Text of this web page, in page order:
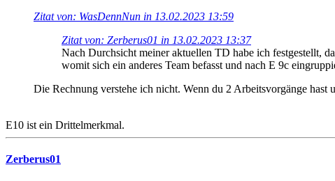
Zitat von: WasDennNun in 13.02.2023 13:59
Zitat von: Zerberus01 in 13.02.2023 13:37
Nach Durchsicht meiner aktuellen TD habe ich festgestellt,
womit sich ein anderes Team befasst und nach E 9c
Die Rechnung verstehe ich nicht. Wenn du 2 Arbeitsvorgänge hast
E10 ist ein Drittelmerkmal.
Zerberus01